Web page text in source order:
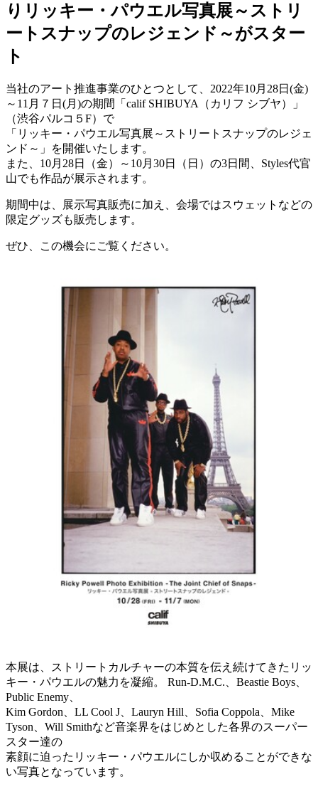
りリッキー・パウエル写真展～ストリ
ートスナップのレジェンド～がスター
ト
当社のアート推進事業のひとつとして、2022年10月28日(金)
～11月７日(月)の期間「calif SHIBUYA（カリフ シブヤ）」
（渋谷パルコ５F）で
「リッキー・パウエル写真展～ストリートスナップのレジェ
ンド～」を開催いたします。
また、10月28日（金）～10月30日（日）の3日間、Styles代官
山でも作品が展示されます。
期間中は、展示写真販売に加え、会場ではスウェットなどの
限定グッズも販売します。
ぜひ、この機会にご覧ください。
本展は、ストリートカルチャーの本質を伝え続けてきたリッ
キー・パウエルの魅力を凝縮。 Run-D.M.C.、Beastie Boys、
Public Enemy、
Kim Gordon、LL Cool J、Lauryn Hill、Sofia Coppola、Mike
Tyson、Will Smithなど音楽界をはじめとした各界のスーパー
スター達の
素顔に迫ったリッキー・パウエルにしか収めることができな
い写真となっています。